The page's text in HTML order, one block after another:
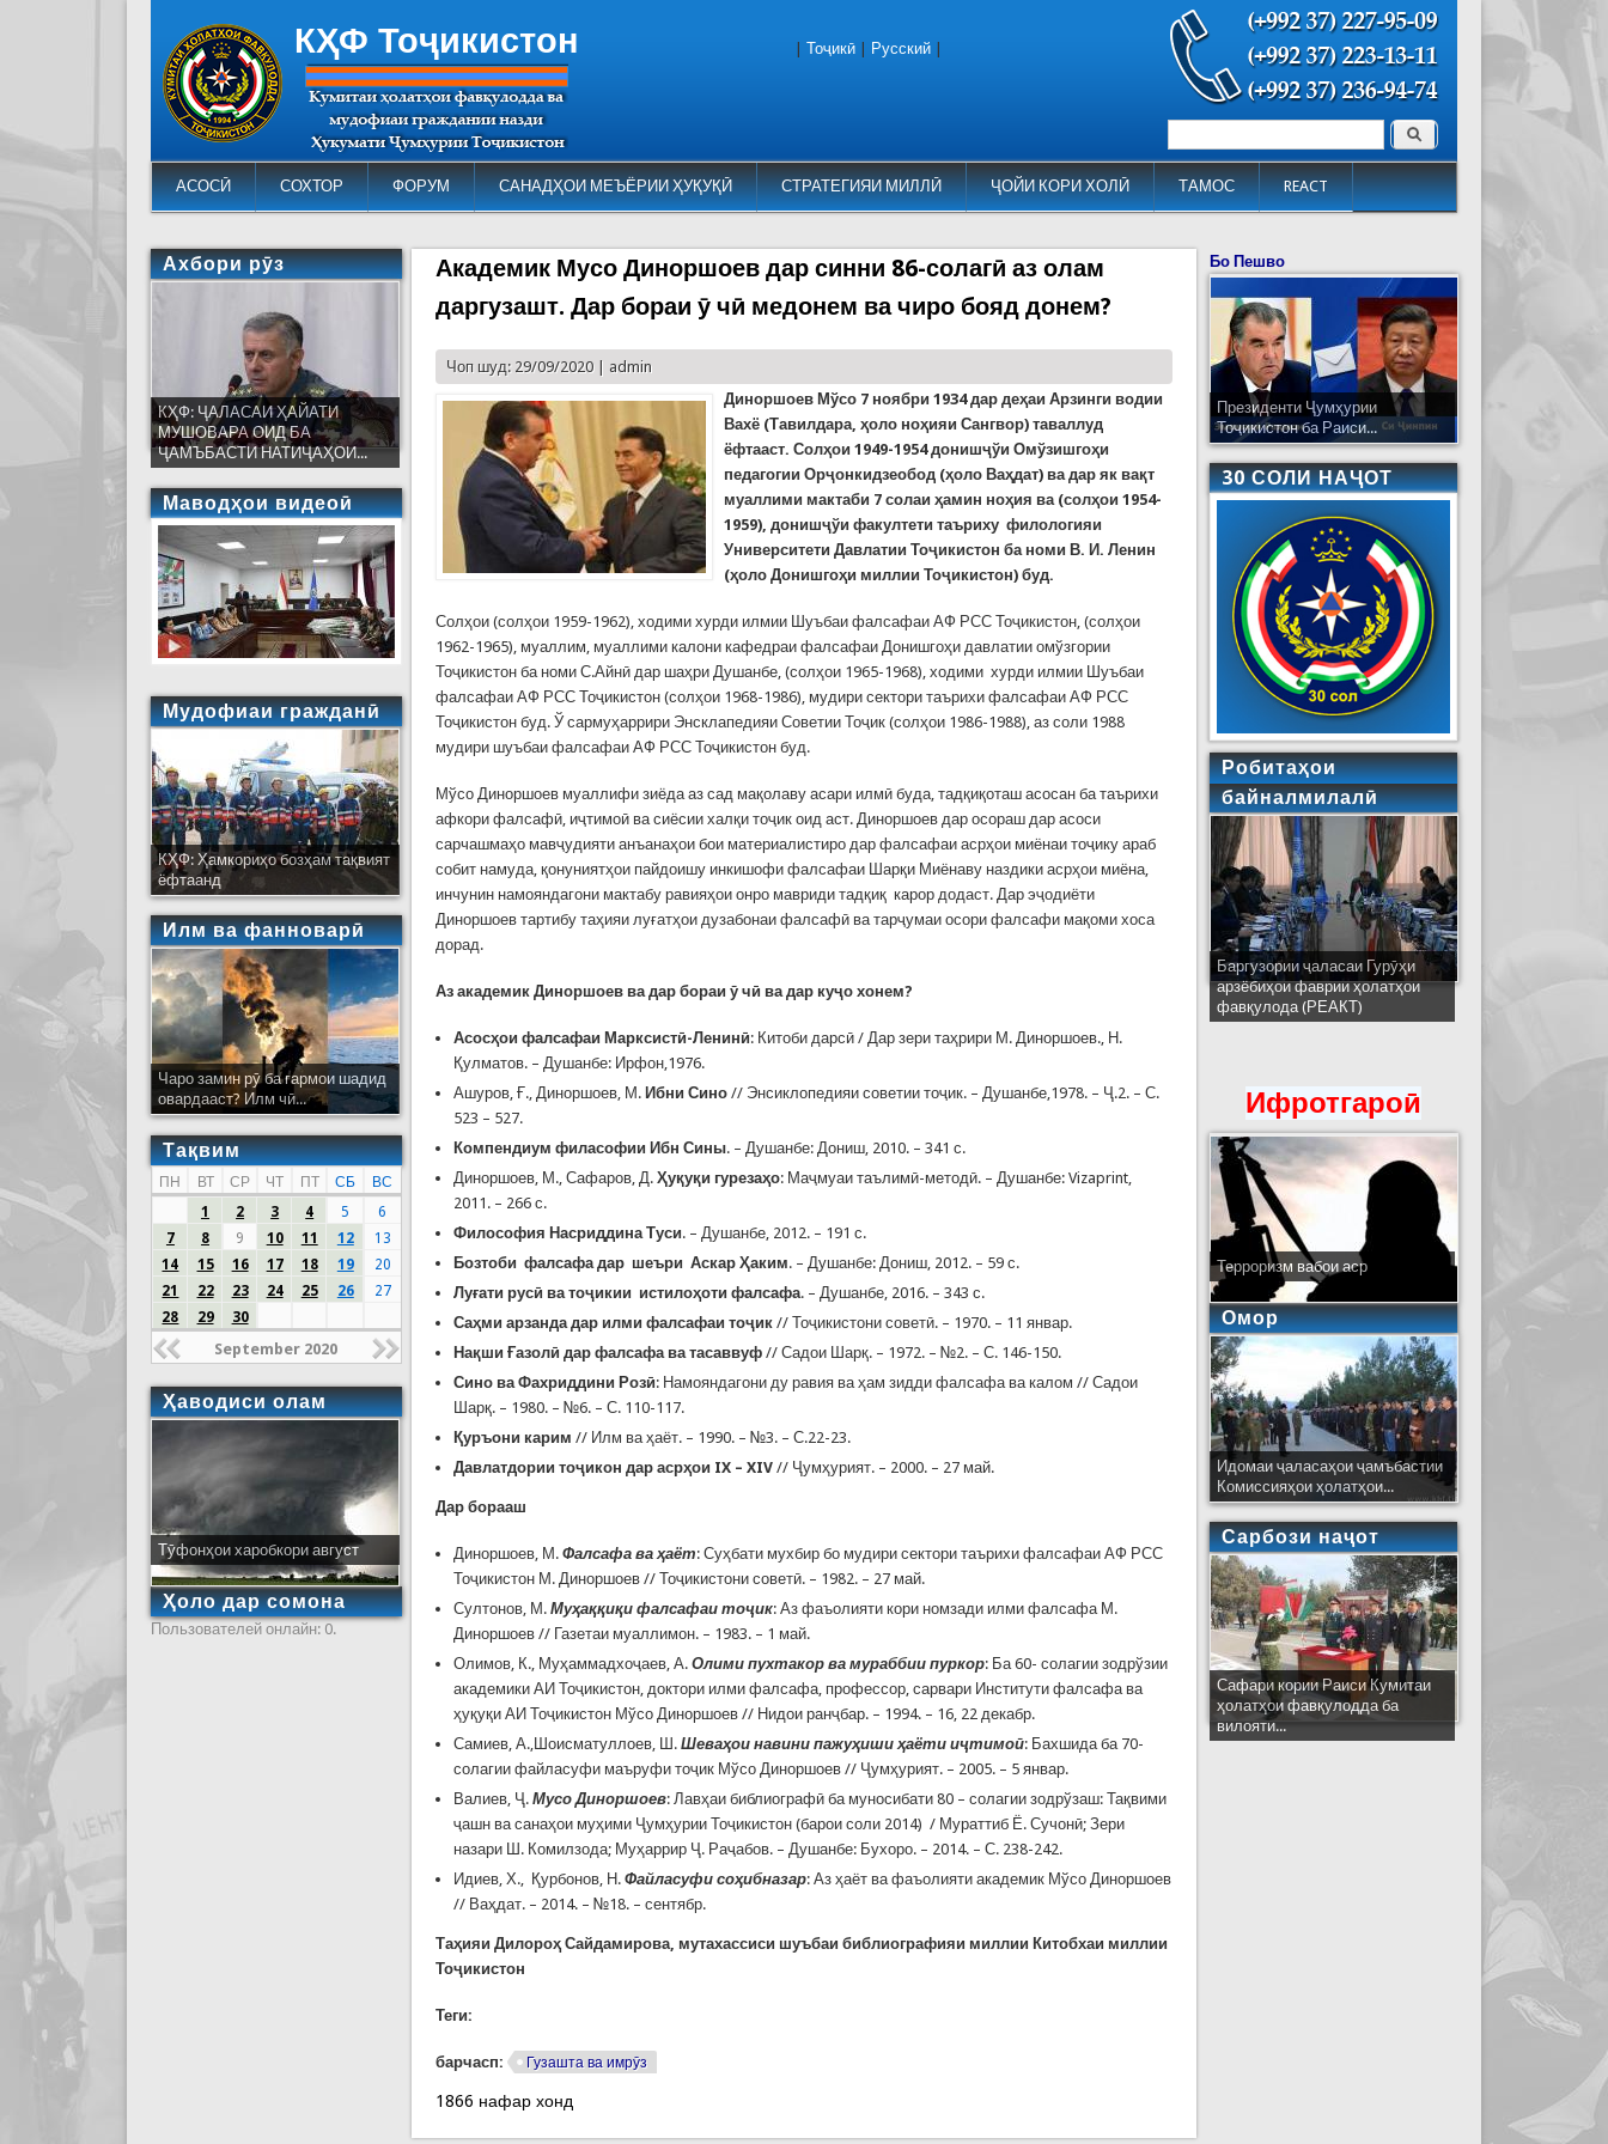
КҲФ Тоҷикистон
АСОСӢ СОХТОР ФОРУМ САНАДҲОИ МЕЪЁРИИ ҲУҚУҚӢ СТРАТЕГИЯИ МИЛЛӢ ҶОЙИ КОРИ ХОЛӢ ТАМОС REACT
Форма поиска Поиск
Тоҷикӣ Русский
Академик Мусо Диноршоев дар синни 86-солагӣ аз олам
даргузашт. Дар бораи ӯ чӣ медонем ва чиро бояд донем?
Чоп шуд: 29/09/2020 | admin
Диноршоев Мўсо 7 ноябри 1934 дар деҳаи Арзинги водии
Вахё (Тавилдара, ҳоло ноҳияи Сангвор) таваллуд
ёфтааст. Солҳои 1949-1954 донишҷўи Омўзишгоҳи
педагогии Орҷонкидзеобод (ҳоло Ваҳдат) ва дар як вақт
муаллими мактаби 7 солаи ҳамин ноҳия ва (солҳои 1954-
1959), донишҷўи факултети таъриху филологияи
Университети Давлатии Тоҷикистон ба номи В. И. Ленин
(ҳоло Донишгоҳи миллии Тоҷикистон) буд.
Солҳои (солҳои 1959-1962), ходими хурди илмии Шуъбаи фалсафаи АФ РСС Тоҷикистон, (солҳои
1962-1965), муаллим, муаллими калони кафедраи фалсафаи Донишгоҳи давлатии омўзгории
Тоҷикистон ба номи С.Айнӣ дар шаҳри Душанбе, (солҳои 1965-1968), ходими хурди илмии Шуъбаи
фалсафаи АФ РСС Тоҷикистон (солҳои 1968-1986), мудири сектори таърихи фалсафаи АФ РСС
Тоҷикистон буд. Ў сармуҳаррири Энсклапедияи Советии Тоҷик (солҳои 1986-1988), аз соли 1988
мудири шуъбаи фалсафаи АФ РСС Тоҷикистон буд.
Мўсо Диноршоев муаллифи зиёда аз сад мақолаву асари илмӣ буда, тадқиқоташ асосан ба таърихи
афкори фалсафӣ, иҷтимоӣ ва сиёсии халқи тоҷик оид аст. Диноршоев дар осораш дар асоси
сарчашмаҳо мавҷудияти анъанаҳои бои материалистиро дар фалсафаи асрҳои миёнаи тоҷику араб
собит намуда, қонуниятҳои пайдоишу инкишофи фалсафаи Шарқи Миёнаву наздики асрҳои миёна,
инчунин намояндагони мактабу равияҳои онро мавриди тадқиқ карор додаст. Дар эҷодиёти
Диноршоев тартибу таҳияи луғатҳои дузабонаи фалсафӣ ва тарҷумаи осори фалсафи мақоми хоса
дорад.
Аз академик Диноршоев ва дар бораи ӯ чӣ ва дар куҷо хонем?
Асосҳои фалсафаи Марксистӣ-Ленинӣ: Китоби дарсӣ / Дар зери таҳрири М. Диноршоев., Н.
Қулматов. – Душанбе: Ирфон,1976.
Ашуров, Ғ., Диноршоев, М. Ибни Сино // Энсиклопедияи советии тоҷик. – Душанбе,1978. – Ҷ.2. – С.
523 – 527.
Компендиум филасофии Ибн Сины. – Душанбе: Дониш, 2010. – 341 с.
Диноршоев, М., Сафаров, Д.Ҳуқуқи гурезаҳо: Маҷмуаи таълимӣ-методӣ. – Душанбе: Vizaprint,
2011. – 266 с.
Философия Насриддина Туси. – Душанбе, 2012. – 191 с.
Бозтоби фалсафа дар шеъри Аскар Ҳаким. – Душанбе: Дониш, 2012. – 59 с.
Луғати русӣ ва тоҷикии истилоҳоти фалсафа. – Душанбе, 2016. – 343 с.
Саҳми арзанда дар илми фалсафаи тоҷик // Тоҷикистони советӣ. – 1970. – 11 январ.
Нақши Ғазолӣ дар фалсафа ва тасаввуф // Садои Шарқ. – 1972. – №2. – С. 146-150.
Сино ва Фахриддини Розӣ: Намояндагони ду равия ва ҳам зидди фалсафа ва калом // Садои
Шарқ. – 1980. – №6. – С. 110-117.
Қуръони карим // Илм ва ҳаёт. – 1990. – №3. – С.22-23.
Давлатдории тоҷикон дар асрҳои IX – XIV // Ҷумҳурият. – 2000. – 27 май.
Дар борааш
Диноршоев, М.Фалсафа ва ҳаёт: Суҳбати мухбир бо мудири сектори таърихи фалсафаи АФ РСС
Тоҷикистон М. Диноршоев // Тоҷикистони советӣ. – 1982. – 27 май.
Султонов, М.Муҳаққиқи фалсафаи тоҷик: Аз фаъолияти кори номзади илми фалсафа М.
Диноршоев // Газетаи муаллимон. – 1983. – 1 май.
Олимов, К., Муҳаммадхоҷаев, А.Олими пухтакор ва мураббии пуркор: Ба 60- солагии зодрўзии
академики АИ Тоҷикистон, доктори илми фалсафа, профессор, сарвари Институти фалсафа ва
ҳуқуқи АИ Тоҷикистон Мўсо Диноршоев // Нидои ранҷбар. – 1994. – 16, 22 декабр.
Самиев, А.,Шоисматуллоев, Ш.Шеваҳои навини пажуҳиши ҳаёти иҷтимоӣ: Бахшида ба 70-
солагии файласуфи маъруфи тоҷик Мўсо Диноршоев // Ҷумҳурият. – 2005. – 5 январ.
Валиев, Ҷ.Мусо Диноршоев: Лавҳаи библиографӣ ба муносибати 80 – солагии зодрўзаш: Тақвими
ҷашн ва санаҳои муҳими Ҷумҳурии Тоҷикистон (барои соли 2014) / Мураттиб Ё. Сучонӣ; Зери
назари Ш. Комилзода; Муҳаррир Ҷ. Раҷабов. – Душанбе: Бухоро. – 2014. – С. 238-242.
Идиев, Х., Қурбонов, Н.Файласуфи соҳибназар: Аз ҳаёт ва фаъолияти академик Мўсо Диноршоев
// Ваҳдат. – 2014. – №18. – сентябр.
Таҳияи Дилороҳ Сайдамирова, мутахассиси шуъбаи библиографияи миллии Китобхаи миллии
Тоҷикистон
Теги:
барчасп: Гузашта ва имрӯз
1866 нафар хонд
Ахбори рӯз
КҲФ: ҶАЛАСАИ ҲАЙАТИ
МУШОВАРА ОИД БА
ҶАМЪБАСТИ НАТИҶАҲОИ...
Маводҳои видеоӣ
Мудофиаи гражданӣ
КҲФ: Ҳамкориҳо бозҳам тақвият
ёфтаанд
Илм ва фанноварӣ
Чаро замин рӯ ба гармои шадид
овардааст? Илм чӣ...
Тақвим
ПН ВТ СР ЧТ ПТ СБ
ВС
1
2 3 4 5
6
7
8 9 10 11 12
13
14
15 16 17 18 19
20
21
22 23 24 25 26
27
28
29 30
September 2020
Ҳаводиси олам
Тӯфонҳои харобкори август
Ҳоло дар сомона
Пользователей онлайн: 0.
Бо Пешво
Президенти Ҷумҳурии
Тоҷикистон ба Раиси...
30 СОЛИ НАҶОТ
Робитаҳои
байналмилалӣ
Баргузории ҷаласаи Гурӯҳи
арзёбиҳои фаврии ҳолатҳои
фавқулода (РЕАКТ)
Ширкати ҳайати Тоҷикистон дар
ҷаласаи идораҳои наҷоти
кишварҳои узви СҲШ дар
шаҳри Деҳлӣ
Ифротгароӣ
Терроризм вабои аср
Омор
Идомаи ҷаласаҳои ҷамъбастии
Комиссияҳои ҳолатҳои...
Сарбози наҷот
Сафари кории Раиси Кумитаи
ҳолатҳои фавқулодда ба
вилояти...